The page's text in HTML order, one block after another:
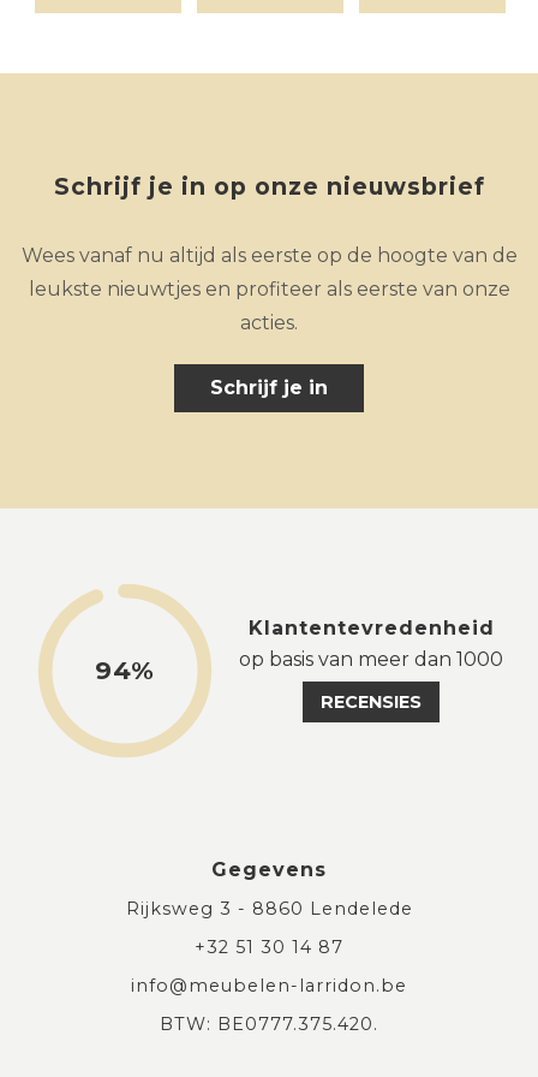
Schrijf je in op onze nieuwsbrief
Wees vanaf nu altijd als eerste op de hoogte van de
leukste nieuwtjes en profiteer als eerste van onze
acties.
Schrijf je in
94%
Klantentevredenheid
op basis van meer dan 1000
RECENSIES
Gegevens
Rijksweg 3 - 8860 Lendelede
+32 51 30 14 87
info@meubelen-larridon.be
BTW: BE0777.375.420.